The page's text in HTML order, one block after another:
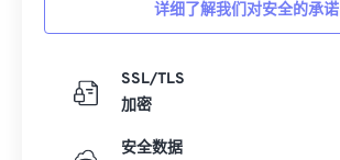
详细了解我们对安全的承诺
SSL/TLS
加密
安全数据